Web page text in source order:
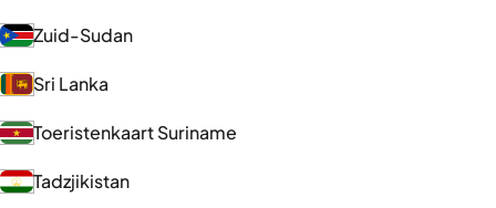
Zuid-Sudan
Sri Lanka
Toeristenkaart Suriname
Tadzjikistan